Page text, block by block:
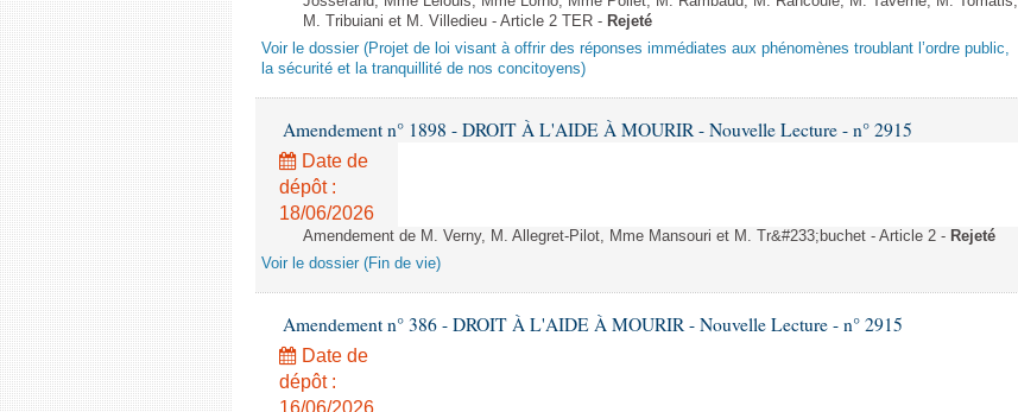
M. Tribuiani et M. Villedieu - Article 2 TER - Rejeté
Voir le dossier (Projet de loi visant à offrir des réponses immédiates aux phénomènes troublant l’ordre public,
la sécurité et la tranquillité de nos concitoyens)
Amendement n° 1898 - DROIT À L'AIDE À MOURIR - Nouvelle Lecture - n° 2915
Date de
dépôt :
18/06/2026
Amendement de M. Verny, M. Allegret-Pilot, Mme Mansouri et M. Tr&#233;buchet - Article 2 - Rejeté
Voir le dossier (Fin de vie)
Amendement n° 386 - DROIT À L'AIDE À MOURIR - Nouvelle Lecture - n° 2915
Date de
dépôt :
16/06/2026